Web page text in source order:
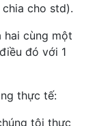
cho std).
hai cùng một
đó với 1
thực tế:
tôi thực